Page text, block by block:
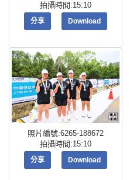
拍攝時間:15:10
分享 Download
照片編號:6265-188672
拍攝時間:15:10
分享 Download